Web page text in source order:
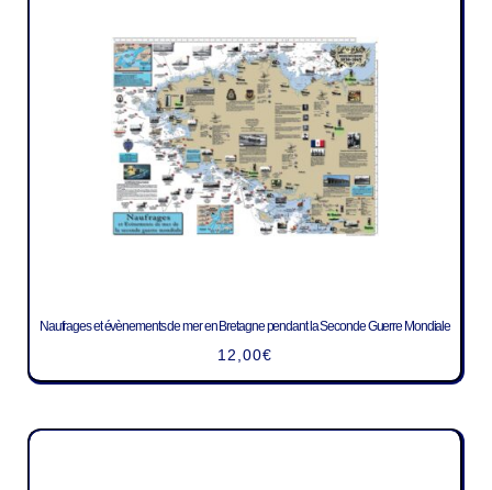
Naufrages et évènements de mer en Bretagne pendant la Seconde Guerre Mondiale
12,00€